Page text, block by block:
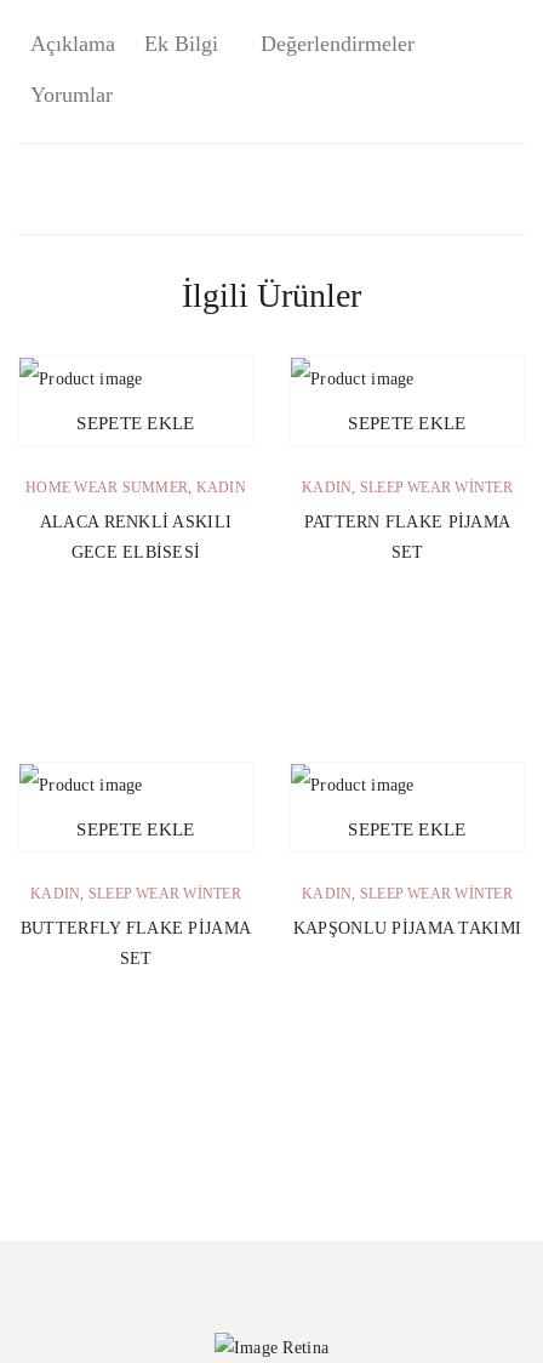
Açıklama Ek Bilgi Değerlendirmeler
Yorumlar
İlgili Ürünler
SEPETE EKLE
HOME WEAR SUMMER KADIN
ALACA RENKLI ASKILI
GECE ELBISESI
SEPETE EKLE
KADIN SLEEP WEAR WINTER
PATTERN FLAKE PIJAMA
SET
SEPETE EKLE
KADIN SLEEP WEAR WINTER
BUTTERFLY FLAKE PIJAMA
SET
SEPETE EKLE
KADIN SLEEP WEAR WINTER
KAPŞONLU PIJAMA TAKIMI